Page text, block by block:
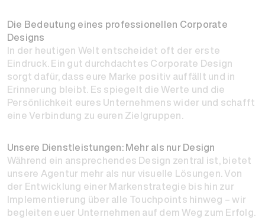
Die Bedeutung eines professionellen Corporate
Designs
In der heutigen Welt entscheidet oft der erste
Eindruck. Ein gut durchdachtes Corporate Design
sorgt dafür, dass eure Marke positiv auffällt und in
Erinnerung bleibt. Es spiegelt die Werte und die
Persönlichkeit eures Unternehmens wider und schafft
eine Verbindung zu euren Zielgruppen.
Unsere Dienstleistungen: Mehr als nur Design
Während ein ansprechendes Design zentral ist, bietet
unsere Agentur mehr als nur visuelle Lösungen. Von
der Entwicklung einer Markenstrategie bis hin zur
Implementierung über alle Touchpoints hinweg – wir
begleiten euer Unternehmen auf dem Weg zum Erfolg.